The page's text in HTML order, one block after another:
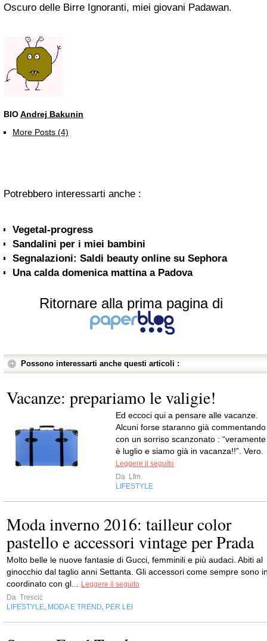
Oscuro delle Birre Ignoranti, miei giovani Padawan.
BIOAndrej Bakunin
More Posts (4)
Potrebbero interessarti anche :
Vegetal-progress
Sandalini per i miei bambini
Segnalazioni: Saldi beauty online su Sephora
Una calda domenica mattina a Padova
Ritornare alla prima pagina di
Possono interessarti anche questi articoli :
Vacanze: prepariamo le valigie!
Ed eccoci qui a pensare alle vacanze.
Alcuni forse staranno già commentando
con un sorriso scanzonato : “veramente
è luglio e siamo già in vacanza!!”. Vero.
Leggere il seguito
Da Lfm
LIFESTYLE
Moda inverno 2016: tailleur color
pastello e accessori vintage per Prada
Molto belle le nuove fantasie di Gucci, femminili e più audaci. Abiti al
ginocchio dal taglio anni Settanta. Gli accessori come sempre sono
coordinato con gl...
Leggere il seguito
Da Trescic
LIFESTYLE MODA E TREND PER LEI